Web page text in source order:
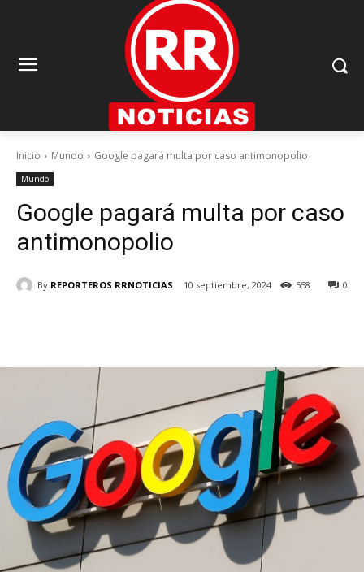
Inicio Mundo Google pagará multa por caso antimonopolio
Mundo
Google pagará multa por caso
antimonopolio
By REPORTEROS RRNOTICIAS 10 septiembre, 2024 0
558